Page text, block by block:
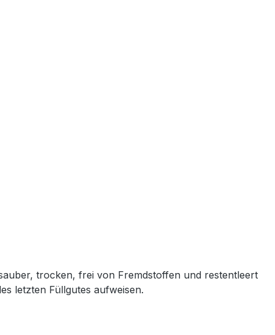
trocken, frei von Fremdstoffen und restentleert
letzten Füllgutes aufweisen.